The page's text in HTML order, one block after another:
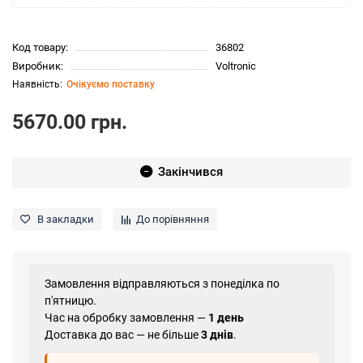
Код товару:
36802
Виробник:
Voltronic
Очікуємо поставку
5670.00 грн.
Закінчився
В закладки До порівняння
Замовлення відправляються з понеділка по
п'ятницю.
Час на обробку замовлення — 1 день
Доставка до вас — не більше3 днів.